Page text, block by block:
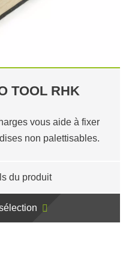
TOOL RHK
vous aide à fixer
non palettisables.
du produit